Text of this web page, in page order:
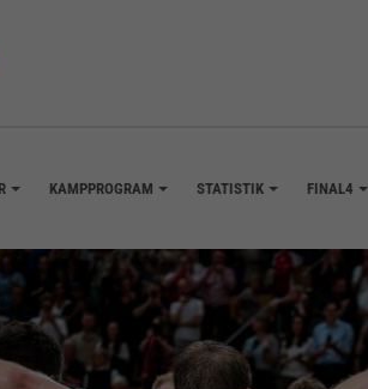
KAMPPROGRAM STATISTIK FINAL4